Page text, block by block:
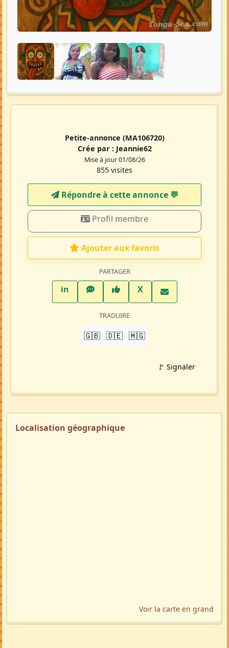
Petite-annonce (MA106720)
Crée par : Jeannie62
Mise à jour 01/08/26
855 visites
Répondre à cette annonce 💬​
Profil membre
Ajouter aux favoris
PARTAGER
inLinkedInWhatsAppFacebook
XTwitter X
TRADUIRE
🇬🇧 🇩🇪 🇲🇬
🚩 Signaler
Localisation géographique
Voir la carte en grand